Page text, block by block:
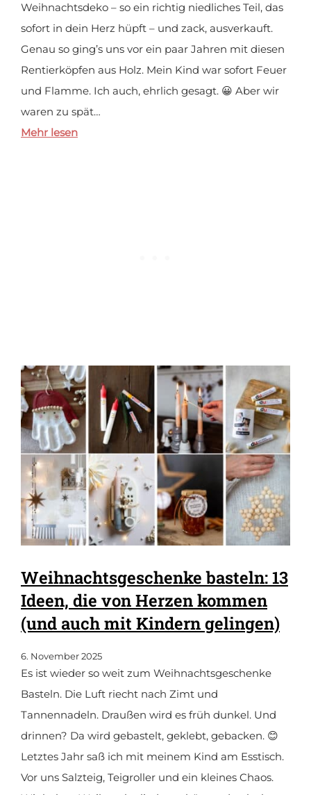
Weihnachtsdeko – so ein richtig niedliches Teil, das
sofort in dein Herz hüpft – und zack, ausverkauft.
Genau so ging’s uns vor ein paar Jahren mit diesen
Rentierköpfen aus Holz. Mein Kind war sofort Feuer
und Flamme. Ich auch, ehrlich gesagt. 😀 Aber wir
waren zu spät…
Mehr lesen
Weihnachtsgeschenke basteln: 13
Ideen, die von Herzen kommen
(und auch mit Kindern gelingen)
6. November 2025
Es ist wieder so weit zum Weihnachtsgeschenke
Basteln. Die Luft riecht nach Zimt und
Tannennadeln. Draußen wird es früh dunkel. Und
drinnen? Da wird gebastelt, geklebt, gebacken. 😊
Letztes Jahr saß ich mit meinem Kind am Esstisch.
Vor uns Salzteig, Teigroller und ein kleines Chaos.